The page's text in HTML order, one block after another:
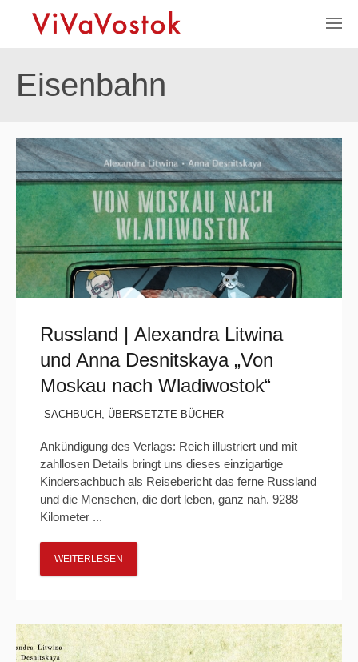
Eisenbahn
Russland | Alexandra Litwina
und Anna Desnitskaya „Von
Moskau nach Wladiwostok“
SACHBUCH , ÜBERSETZTE BÜCHER
Ankündigung des Verlags: Reich illustriert und mit
zahllosen Details bringt uns dieses einzigartige
Kindersachbuch als Reisebericht das ferne Russland
und die Menschen, die dort leben, ganz nah. 9288
Kilometer ...
WEITERLESEN